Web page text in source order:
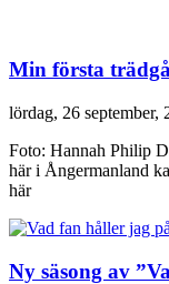
Min första
lördag, 26 september,
Foto: Hannah Philip
här i Ångermanland
här
Ny säsong av